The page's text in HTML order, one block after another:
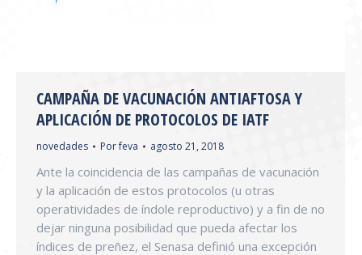
CAMPAÑA DE VACUNACIÓN ANTIAFTOSA Y
APLICACIÓN DE PROTOCOLOS DE IATF
novedades Porfeva agosto 21, 2018
Ante la coincidencia de las campañas de vacunación
y la aplicación de estos protocolos (u otras
operatividades de índole reproductivo) y a fin de no
dejar ninguna posibilidad que pueda afectar los
índices de preñez, el Senasa definió una excepción